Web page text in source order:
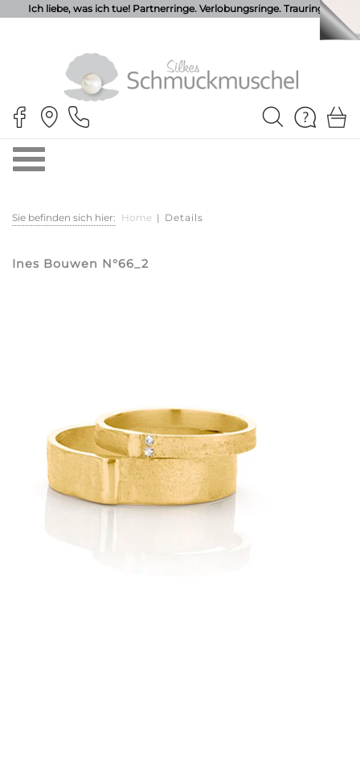
Ich liebe, was ich tue! Partnerringe. Verlobungsringe. Trauringe.
Sie befinden sich hier: Home | Details
Ines Bouwen N°66_2